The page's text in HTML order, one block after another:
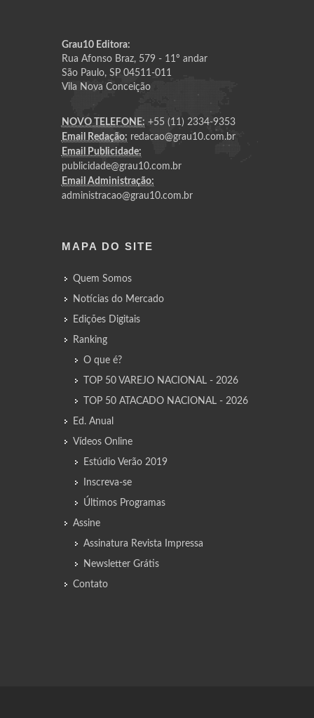
Grau10 Editora:
Rua Afonso Braz, 579 - 11º andar
São Paulo, SP 04511-011
Vila Nova Conceição
NOVO TELEFONE: +55 (11) 2334-9353
Email Redação: redacao@grau10.com.br
Email Publicidade:
publicidade@grau10.com.br
Email Administração:
administracao@grau10.com.br
MAPA DO SITE
Quem Somos
Notícias do Mercado
Edições Digitais
Ranking
O que é?
TOP 50 VAREJO NACIONAL - 2026
TOP 50 ATACADO NACIONAL - 2026
Ed. Anual
Vídeos Online
Estúdio Verão 2019
Inscreva-se
Últimos Programas
Assine
Assinatura Revista Impressa
Newsletter Grátis
Contato